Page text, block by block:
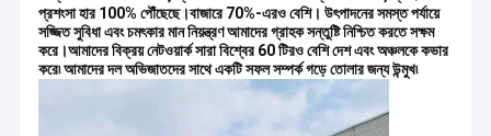
প্রশংসা হার 100% পৌঁছেছে।বাজারে 70%-এরও বেশি। উৎপাদনের সমস্ত পর্যায়ে
সজ্জিত সুবিধা এবং চমৎকার মান নিয়ন্ত্রণ আমাদের গ্রাহক সন্তুষ্টি নিশ্চিত করতে সক্ষম
করে।আমাদের বিক্রয় নেটওয়ার্ক সারা বিশ্বের 60 টিরও বেশি দেশ এবং অঞ্চলকে কভার
করে৷ আমাদের দল অভিজাতদের সাথে একটি সফল সম্পর্ক গড়ে তোলার জন্য উন্মুখ৷